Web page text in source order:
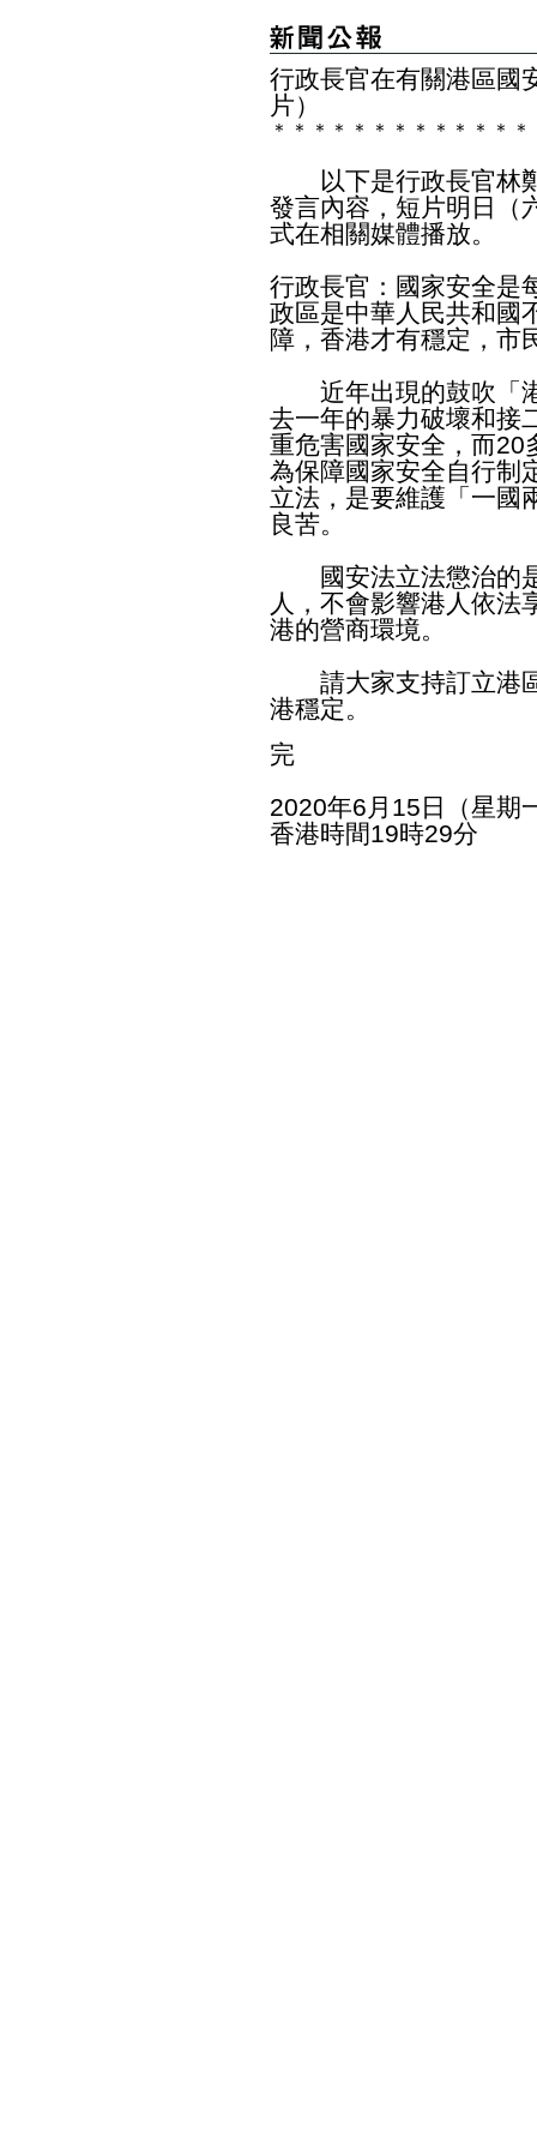
行政長官在有關港區國
片）
＊ ＊ ＊ ＊ ＊ ＊ ＊ ＊ ＊ ＊ ＊ ＊ ＊
以下是行政長官林鄭
發言內容，短片明日（
式在相關媒體播放。
行政長官：國家安全是
政區是中華人民共和國
障，香港才有穩定，市
近年出現的鼓吹「港
去一年的暴力破壞和接
重危害國家安全，而20
為保障國家安全自行制
立法，是要維護「一國
良苦。
國安法立法懲治的是
人，不會影響港人依法
港的營商環境。
請大家支持訂立港區
港穩定。
完
2020年6月15日（星期
香港時間19時29分